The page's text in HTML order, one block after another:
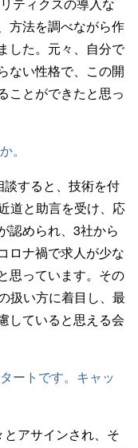
ティクスの導入な
方法を調べながら作
した。元々、自分で
ない性格で、この開
ことができたと思っ
。
すると、技術を付
道と助言を受け、応
認められ、3社から
ロナ禍で求人が少な
思っています。その
扱い方に着目し、最
していると思える会
ートです。キャッ
アサインされ、そ